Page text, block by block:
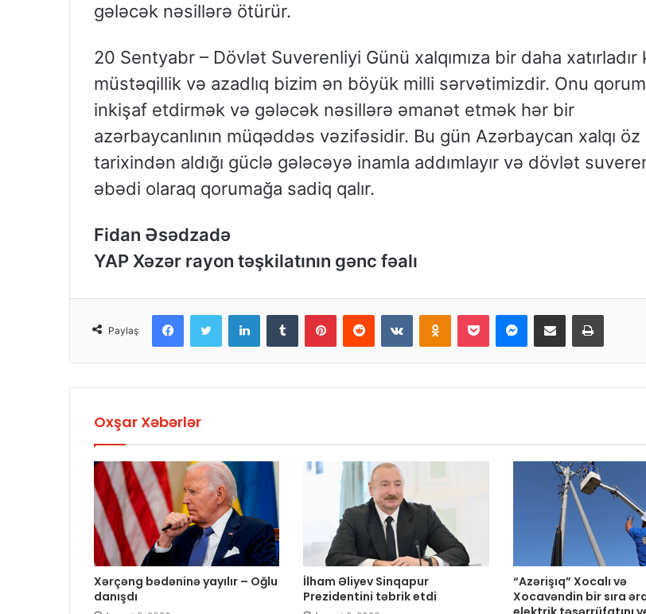
gələcək nəsillərə ötürür.
20 Sentyabr – Dövlət Suverenliyi Günü xalqımıza bir daha xatırladır
müstəqillik və azadlıq bizim ən böyük milli sərvətimizdir. Onu
inkişaf etdirmək və gələcək nəsillərə əmanət etmək hər bir
azərbaycanlının müqəddəs vəzifəsidir. Bu gün Azərbaycan xalqı öz
tarixindən aldığı güclə gələcəyə inamla addımlayır və dövlət
əbədi olaraq qorumağa sadiq qalır.
Fidan Əsədzadə
YAP Xəzər rayon təşkilatının gənc fəalı
Paylaş
Oxşar Xəbərlər
Xərçəng bədəninə yayılır – Oğlu
danışdı
İlham Əliyev Sinqapur
Prezidentini təbrik etdi
“Azərişıq” Xocalı və
Xocavəndin bir sıra